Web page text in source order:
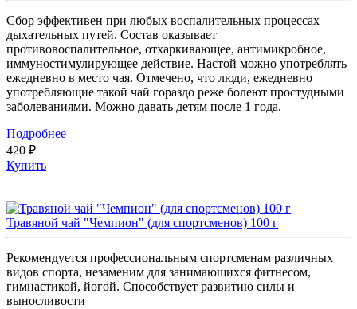
Сбор эффективен при любых воспалительных процессах
дыхательных путей. Состав оказывает
противовоспалительное, отхаркивающее, антимикробное,
иммуностимулирующее действие. Настой можно употреблять
ежедневно в место чая. Отмечено, что люди, ежедневно
употребляющие такой чай гораздо реже болеют простудными
заболеваниями. Можно давать детям после 1 года.
Подробнее
420 ₽
Купить
Травяной чай "Чемпион" (для спортсменов) 100 г
Рекомендуется профессиональным спортсменам различных
видов спорта, незаменим для занимающихся фитнесом,
гимнастикой, йогой. Способствует развитию силы и
выносливости